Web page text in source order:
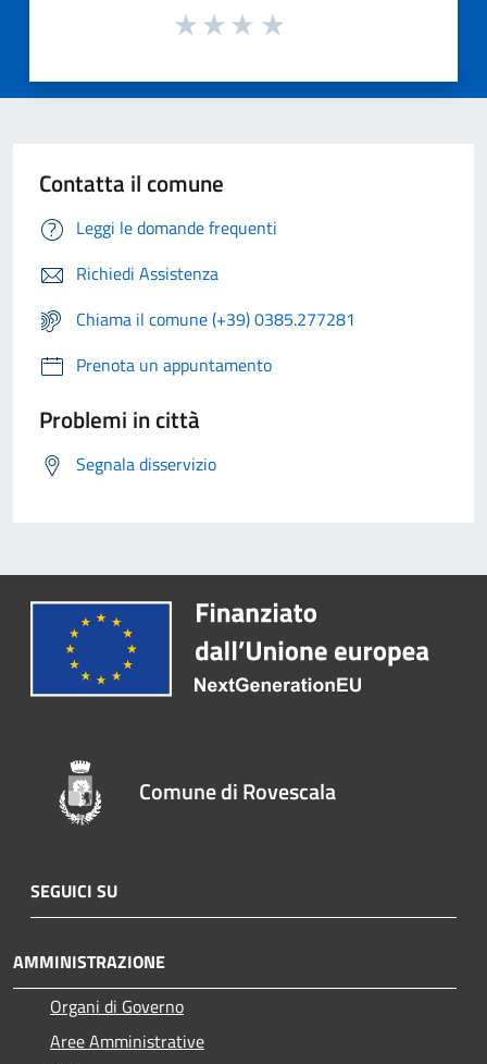
Contatta il comune
Leggi le domande frequenti
Richiedi Assistenza
Chiama il comune (+39) 0385.277281
Prenota un appuntamento
Problemi in città
Segnala disservizio
Comune di Rovescala
SEGUICI SU
AMMINISTRAZIONE
Organi di Governo
Aree Amministrative